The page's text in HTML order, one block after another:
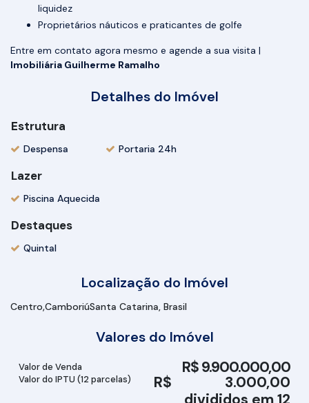
liquidez
Proprietários náuticos e praticantes de golfe
Entre em contato agora mesmo e agende a sua visita |
Imobiliária Guilherme Ramalho
Detalhes do Imóvel
Estrutura
Despensa Portaria 24h
Lazer
Piscina Aquecida
Destaques
Quintal
Localização do Imóvel
Centro CamboriúSanta Catarina, Brasil
Valores do Imóvel
R$9.900.000,00
Valor de Venda
Valor do IPTU (12 parcelas)
R$
3.000,00